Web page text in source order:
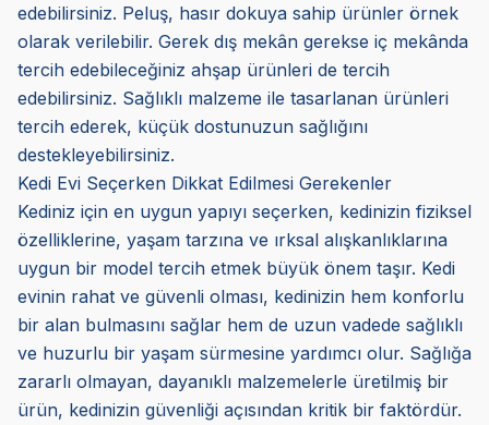
edebilirsiniz. Peluş, hasır dokuya sahip ürünler örnek
olarak verilebilir. Gerek dış mekân gerekse iç mekânda
tercih edebileceğiniz ahşap ürünleri de tercih
edebilirsiniz. Sağlıklı malzeme ile tasarlanan ürünleri
tercih ederek, küçük dostunuzun sağlığını
destekleyebilirsiniz.
Kedi Evi Seçerken Dikkat Edilmesi Gerekenler
Kediniz için en uygun yapıyı seçerken, kedinizin fiziksel
özelliklerine, yaşam tarzına ve ırksal alışkanlıklarına
uygun bir model tercih etmek büyük önem taşır. Kedi
evinin rahat ve güvenli olması, kedinizin hem konforlu
bir alan bulmasını sağlar hem de uzun vadede sağlıklı
ve huzurlu bir yaşam sürmesine yardımcı olur. Sağlığa
zararlı olmayan, dayanıklı malzemelerle üretilmiş bir
ürün, kedinizin güvenliği açısından kritik bir faktördür.